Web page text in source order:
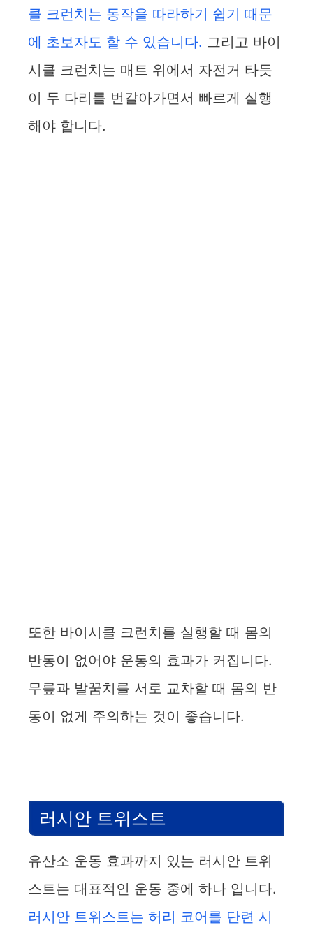
클 크런치는 동작을 따라하기 쉽기 때문
에 초보자도 할 수 있습니다. 그리고 바이
시클 크런치는 매트 위에서 자전거 타듯
이 두 다리를 번갈아가면서 빠르게 실행
해야 합니다.
또한 바이시클 크런치를 실행할 때 몸의
반동이 없어야 운동의 효과가 커집니다.
무릎과 발꿈치를 서로 교차할 때 몸의 반
동이 없게 주의하는 것이 좋습니다.
러시안 트위스트
유산소 운동 효과까지 있는 러시안 트위
스트는 대표적인 운동 중에 하나 입니다.
러시안 트위스트는 허리 코어를 단련 시